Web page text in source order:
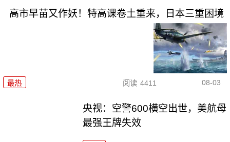
高市早苗又作妖！特高课卷土重来，日本三重困境
最热 阅读 4411 08-03
央视：空警600横空出世，美航母
最强王牌失效